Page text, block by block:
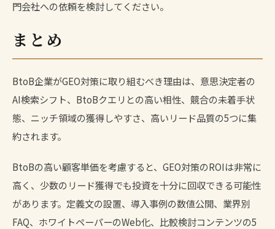
門会社への依頼を検討してください。
まとめ
BtoB企業がGEO対策に取り組むべき理由は、意思決定者の
AI検索シフト、BtoBクエリとの高い相性、競合の未着手状
態、ニッチ領域の獲得しやすさ、高いリード品質の5つに集
約されます。
BtoBの高い顧客単価を考慮すると、GEO対策のROIは非常に
高く、少数のリード獲得でも投資を十分に回収できる可能性
があります。定義文の設置、導入事例の数値公開、業界別
FAQ、ホワイトペーパーのWeb化、比較検討コンテンツの5